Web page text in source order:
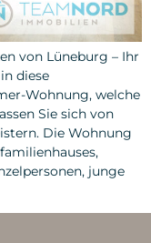
von Lüneburg – Ihr
diese
Wohnung, welche
Sie sich von
Die Wohnung
junge